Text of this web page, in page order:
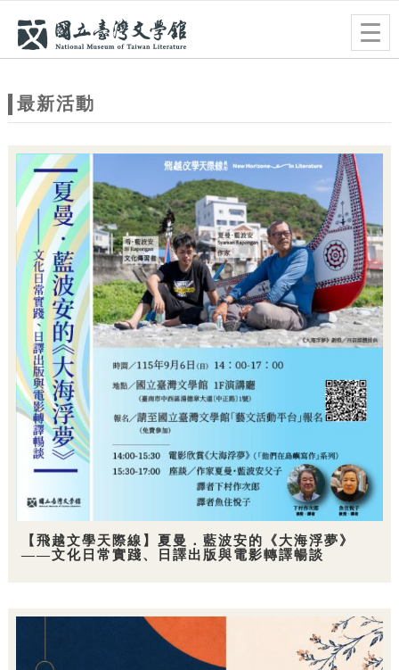
站
題
最新活動
【飛越文學天際線】夏曼．藍波安的《大海浮夢》
——文化日常實踐、日譯出版與電影轉譯暢談